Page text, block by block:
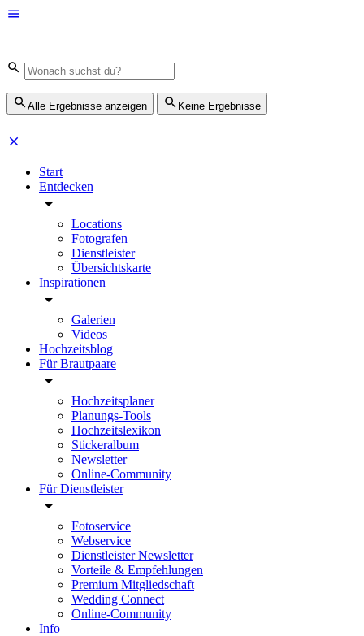
Alle Ergebnisse anzeigen Keine Ergebnisse
Start
Entdecken
Locations
Fotografen
Dienstleister
Übersichtskarte
Inspirationen
Galerien
Videos
Hochzeitsblog
Für Brautpaare
Hochzeitsplaner
Planungs-Tools
Hochzeitslexikon
Stickeralbum
Newsletter
Online-Community
Für Dienstleister
Fotoservice
Webservice
Dienstleister Newsletter
Vorteile & Empfehlungen
Premium Mitgliedschaft
Wedding Connect
Online-Community
Info